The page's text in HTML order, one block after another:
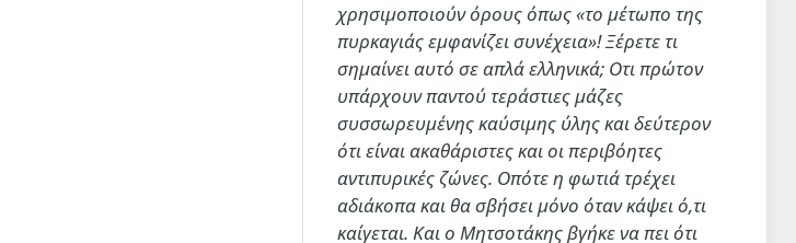
χρησιμοποιούν όρους όπως «το μέτωπο της
πυρκαγιάς εμφανίζει συνέχεια»! Ξέρετε τι
σημαίνει αυτό σε απλά ελληνικά; Οτι πρώτον
υπάρχουν παντού τεράστιες μάζες
συσσωρευμένης καύσιμης ύλης και δεύτερον
ότι είναι ακαθάριστες και οι περιβόητες
αντιπυρικές ζώνες. Οπότε η φωτιά τρέχει
αδιάκοπα και θα σβήσει μόνο όταν κάψει ό,τι
καίγεται. Και ο Μητσοτάκης βγήκε να πει ότι